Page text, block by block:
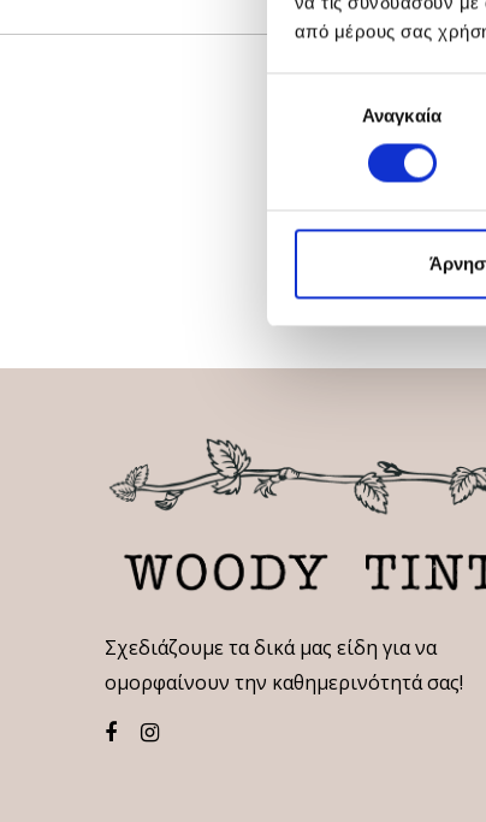
από μέρους σας
συγκατάθεσηςΑναγκαία
Σχεδιάζουμε τα δικά μας είδη για να
ομορφαίνουν την καθημερινότητά σας!